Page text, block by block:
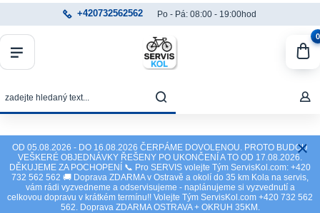
OD 05.08.2026 - DO 16.08.2026 ČERPÁME DOVOLENOU. PROTO BUDOU
VEŠKERÉ OBJEDNÁVKY ŘEŠENY PO UKONČENÍ A TO OD 17.08.2026.
DĚKUJEME ZA POCHOPENÍ 📞 Pro SERVIS volejte Tým ServisKol.com: +420
732 562 562 🚚 Doprava ZDARMA v Ostravě a okolí do 35 km Kola na servis,
vám rádi vyzvedneme a odservisujeme - naplánujeme si vyzvednutí a
celkovou dopravu v krátkém termínu!! Volejte Tým ServisKol.com +420 732 562
562. Doprava ZDARMA OSTRAVA + OKRUH 35KM.
+420732562562 Po - Pá: 08:00 - 19:00hod
0